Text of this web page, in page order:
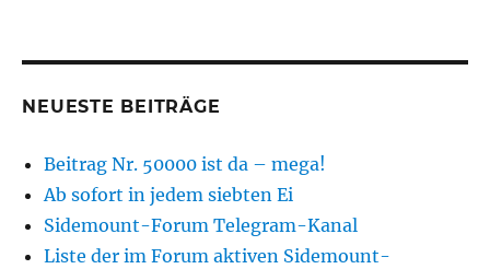
NEUESTE BEITRÄGE
Beitrag Nr. 50000 ist da – mega!
Ab sofort in jedem siebten Ei
Sidemount-Forum Telegram-Kanal
Liste der im Forum aktiven Sidemount-